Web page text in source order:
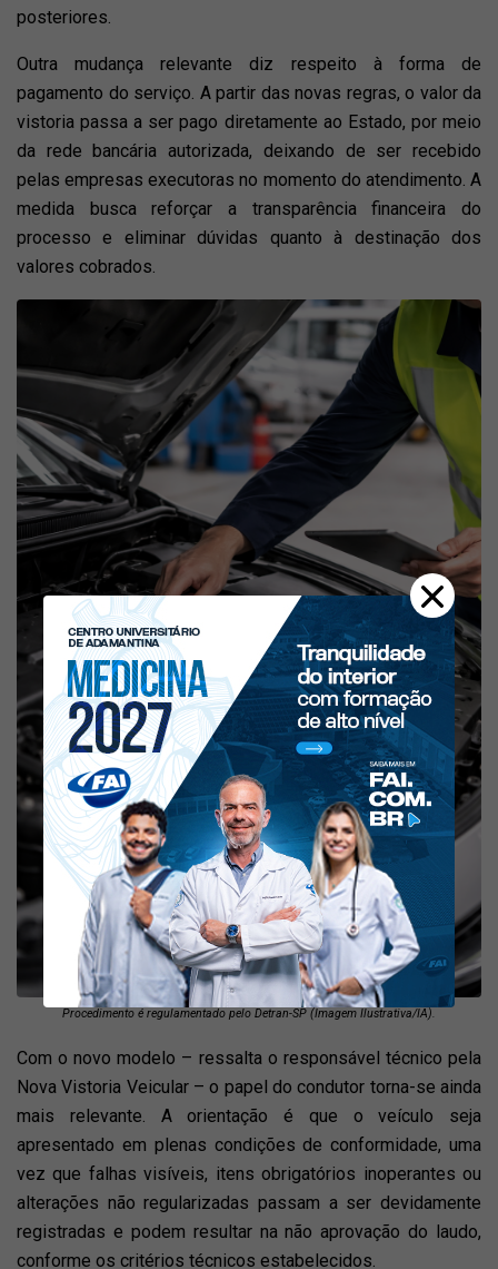
posteriores.
Outra mudança relevante diz respeito à forma de
pagamento do serviço. A partir das novas regras, o valor da
vistoria passa a ser pago diretamente ao Estado, por meio
da rede bancária autorizada, deixando de ser recebido
pelas empresas executoras no momento do atendimento. A
medida busca reforçar a transparência financeira do
processo e eliminar dúvidas quanto à destinação dos
valores cobrados.
Procedimento é regulamentado pelo Detran-SP (Imagem Ilustrativa/IA).
Com o novo modelo – ressalta o responsável técnico pela
Nova Vistoria Veicular – o papel do condutor torna-se ainda
mais relevante. A orientação é que o veículo seja
apresentado em plenas condições de conformidade, uma
vez que falhas visíveis, itens obrigatórios inoperantes ou
alterações não regularizadas passam a ser devidamente
registradas e podem resultar na não aprovação do laudo,
conforme os critérios técnicos estabelecidos.